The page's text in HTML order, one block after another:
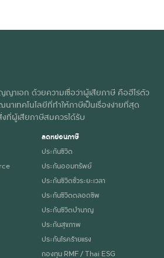
คืนเงิน
ด้วยบัตร
เงินสด e-
Money
ธ.ก.ส.
เงินฝาก
ธนาคารกรุง
ไทย ของผู้ขอ
เงินฝาก
ธ.ก.ส. ของผู้
ญาเอก ด้วยความเชื่อว่าผู้เสียภาษี คือฮีโร่ตัว
นาเทคโนโลยีที่ทำให้ภาษีเป็นเรื่องง่ายที่สุด
ที่ผู้เสียภาษีสมควรได้รับ
ลดหย่อนภาษี
ประกันชีวิต
ประกันออมทรัพย์
ประกันชีวิตชั่วระยะเวลา
ประกันชีวิตตลอดชีพ
ประกันชีวิตบำนาญ
ประกันสุขภาพ
ประกันโรคร้ายแรง
กองทุน RMF / Thai ESG